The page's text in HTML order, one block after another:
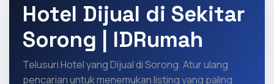
Hotel Dijual di Sekitar
Sorong | IDRumah
Telusuri Hotel yang Dijual di Sorong. Atur ulang
pencarian untuk menemukan listing yang paling